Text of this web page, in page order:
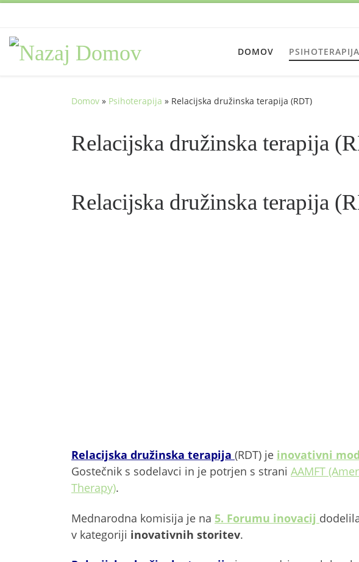
DOMOV PSIHOTERAPIJA
Domov » Psihoterapija » Relacijska družinska terapija (RDT)
Relacijska družinska terapija
Relacijska družinska terapija
Relacijska družinska terapija (RDT) je inovativni
Gostečnik s sodelavci in je potrjen s strani AAMFT
Therapy).
Mednarodna komisija je na 5. Forumu inovacij
v kategoriji inovativnih storitev.